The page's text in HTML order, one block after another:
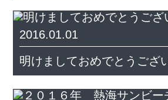
2016.01.01
明けましておめでとうござ